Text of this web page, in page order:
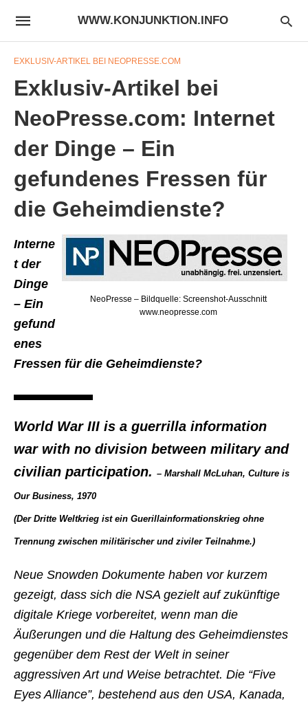
WWW.KONJUNKTION.INFO
EXKLUSIV-ARTIKEL BEI NEOPRESSE.COM
Exklusiv-Artikel bei
NeoPresse.com: Internet
der Dinge – Ein
gefundenes Fressen für
die Geheimdienste?
NeoPresse – Bildquelle: Screenshot-Ausschnitt
www.neopresse.com
Interne
t der
Dinge
– Ein
gefund
enes
Fressen für die Geheimdienste?
World War III is a guerrilla information
war with no division between military and
civilian participation. – Marshall McLuhan, Culture is
Our Business, 1970
(Der Dritte Weltkrieg ist ein Guerillainformationskrieg ohne
Trennung zwischen militärischer und ziviler Teilnahme.)
Neue Snowden Dokumente haben vor kurzem
gezeigt, dass sich die NSA gezielt auf zukünftige
digitale Kriege vorbereitet, wenn man die
Äußerungen und die Haltung des Geheimdienstes
gegenüber dem Rest der Welt in seiner
aggressiven Art und Weise betrachtet. Die “Five
Eyes Alliance”, bestehend aus den USA, Kanada,